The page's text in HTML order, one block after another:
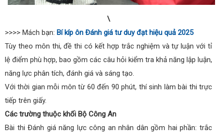
\
>>>> Mách bạn: Bí kíp ôn Đánh giá tư duy đạt hiệu quả 2025
Tùy theo môn thi, đề thi có kết hợp trắc nghiệm và tự luận với tỉ
lệ điểm phù hợp, bao gồm các câu hỏi kiểm tra khả năng lập luận,
năng lực phân tích, đánh giá và sáng tạo.
Với thời gian mỗi môn từ 60 đến 90 phút, thí sinh làm bài thi trực
tiếp trên giấy.
Các trường thuộc khối Bộ Công An
Bài thi Đánh giá năng lực công an nhân dân gồm hai phần: trắc